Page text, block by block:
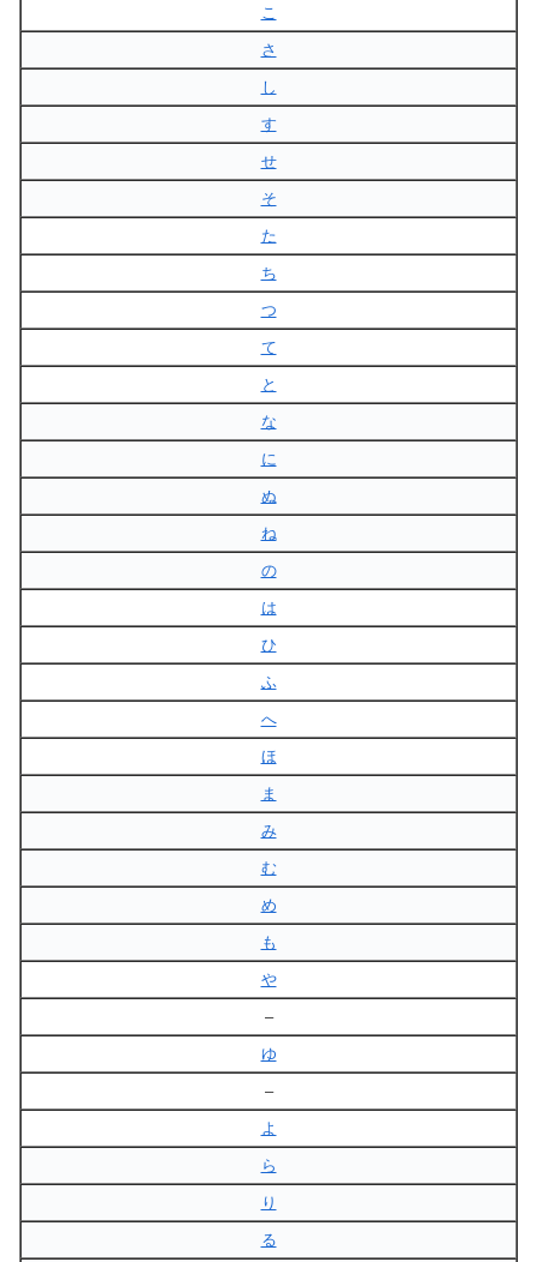
こ
さ
し
す
せ
そ
た
ち
つ
て
と
な
に
ぬ
ね
の
は
ひ
ふ
へ
ほ
ま
み
む
め
も
や
–
ゆ
–
よ
ら
り
る